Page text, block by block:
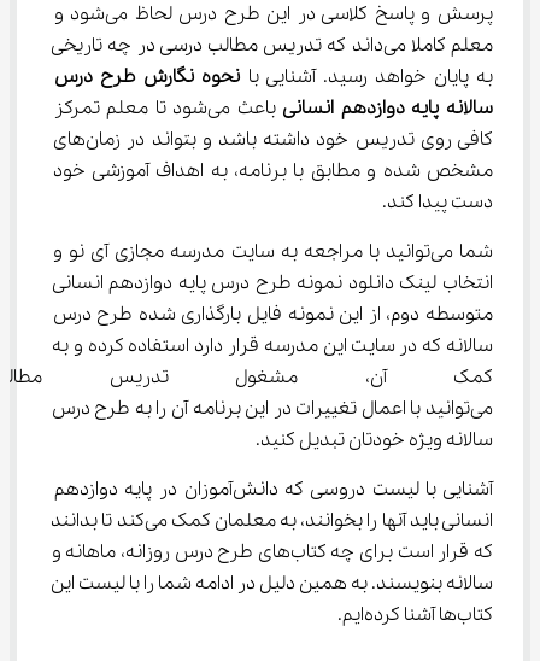
پرسش و پاسخ کلاسی در این طرح درس لحاظ می‌شود و
معلم کاملا می‌داند که تدریس مطالب درسی در چه تاریخی
به پایان خواهد رسید. آشنایی با نحوه نگارش طرح درس
سالانه پایه دوازدهم انسانی
باعث می‌شود تا معلم تمرکز
کافی روی تدریس خود داشته باشد و بتواند در زمان‌های
مشخص شده و مطابق با برنامه، به اهداف آموزشی خود
دست پیدا کند.
شما می‌توانید با مراجعه به سایت مدرسه مجازی آی نو و
انتخاب لینک دانلود نمونه طرح درس پایه دوازدهم انسانی
متوسطه دوم، از این نمونه فایل بارگذاری شده طرح درس
سالانه که در سایت این مدرسه قرار دارد استفاده کرده و به
کمک آن، مشغول تدریس
می‌توانید با اعمال تغییرات در این برنامه آن را به طرح درس
سالانه ویژه خودتان تبدیل کنید.
آشنایی با لیست دروسی که دانش‌آموزان در پایه دوازدهم
انسانی باید آنها را بخوانند، به معلمان کمک می‌کند تا بدانند
که قرار است برای چه کتاب‌های طرح درس روزانه، ماهانه و
سالانه بنویسند. به همین دلیل در ادامه شما را با لیست این
کتاب‌ها آشنا کرده‌ایم.